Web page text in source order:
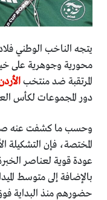
يتجه الناخب الوطني
محورية وجوهرية على
المرتقبة ضد منتخب
دور المجموعات لكأس العالم
وحسب ما كشفت عنه
المختصة، فإن التشكيلة
عودة قوية لعناصر
بالإضافة إلى متوسط
حضورهم منذ البداية فوق